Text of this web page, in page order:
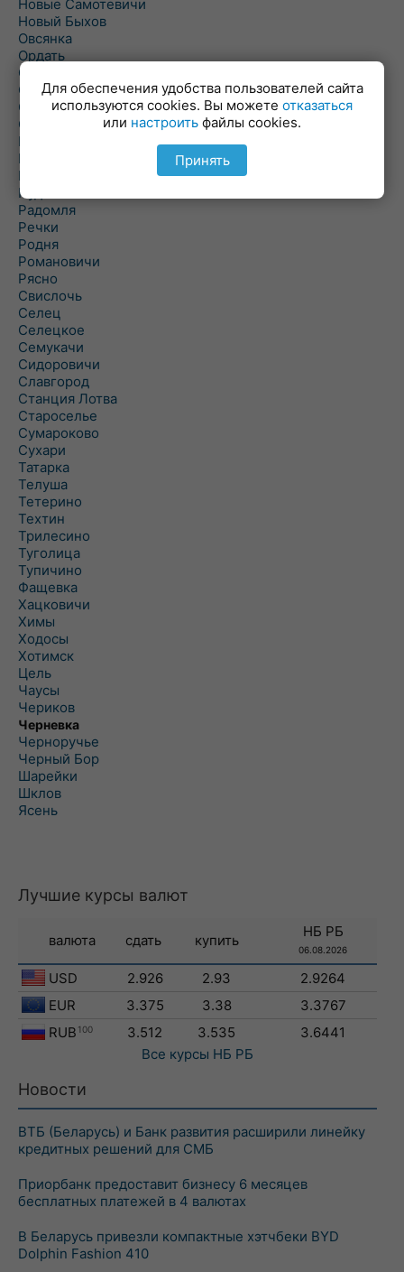
Новые Самотевичи
Новый Быхов
Овсянка
Ордать
Ореховка
Осиновка
Осиповичи
Осово
Павловичи
Паршино
Петуховка
Пудовня
Радомля
Речки
Родня
Романовичи
Рясно
Свислочь
Селец
Селецкое
Семукачи
Сидоровичи
Славгород
Станция Лотва
Староселье
Сумароково
Сухари
Татарка
Телуша
Тетерино
Техтин
Трилесино
Туголица
Тупичино
Фащевка
Хацковичи
Химы
Ходосы
Хотимск
Цель
Чаусы
Чериков
Черневка
Черноручье
Черный Бор
Шарейки
Шклов
Ясень
Лучшие курсы валют
валюта сдать купить
НБ РБ
06.08.2026
USD 2.926 2.93
2.9264
EUR
3.375 3.38
3.3767
RUB 100 3.512 3.535
3.6441
Все курсы НБ РБ
Новости
ВТБ (Беларусь) и Банк развития расширили линейку
кредитных решений для СМБ
Приорбанк предоставит бизнесу 6 месяцев
бесплатных платежей в 4 валютах
В Беларусь привезли компактные хэтчбеки BYD
Dolphin Fashion 410
Для обеспечения удобства пользователей сайта
используются cookies. Вы можете отказаться
или настроить файлы cookies.
Принять